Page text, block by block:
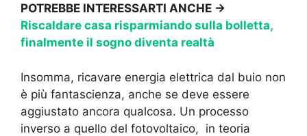
POTREBBE INTERESSARTI ANCHE →
Riscaldare casa risparmiando sulla bolletta,
finalmente il sogno diventa realtà
Insomma, ricavare energia elettrica dal buio non
è più fantascienza, anche se deve essere
aggiustato ancora qualcosa. Un processo
inverso a quello del fotovoltaico, in teoria